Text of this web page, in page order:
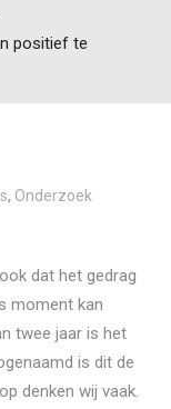
positief te
, Onderzoek
dat het gedrag
moment kan
twee jaar is het
is dit de
denken wij vaak.